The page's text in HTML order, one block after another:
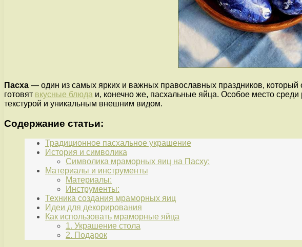
Пасха — один из самых ярких и важных православных праздников, который
готовят вкусные блюда и, конечно же, пасхальные яйца. Особое место
текстурой и уникальным внешним видом.
Содержание статьи:
Традиционное пасхальное украшение
История и символика
Символика мраморных яиц на Пасху:
Материалы и инструменты
Материалы:
Инструменты:
Техника создания мраморных яиц
Идеи для декорирования
Как использовать мраморные яйца
1. Украшение стола
2. Подарок